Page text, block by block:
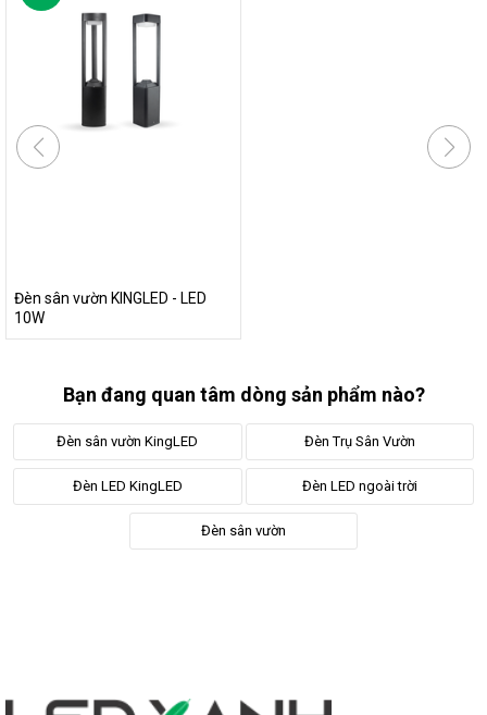
Đèn sân vườn KINGLED - LED
10W
Bạn đang quan tâm dòng sản phẩm nào?
Đèn sân vườn KingLED Đèn Trụ Sân Vườn
Đèn LED KingLED Đèn LED ngoài trời
Đèn sân vườn